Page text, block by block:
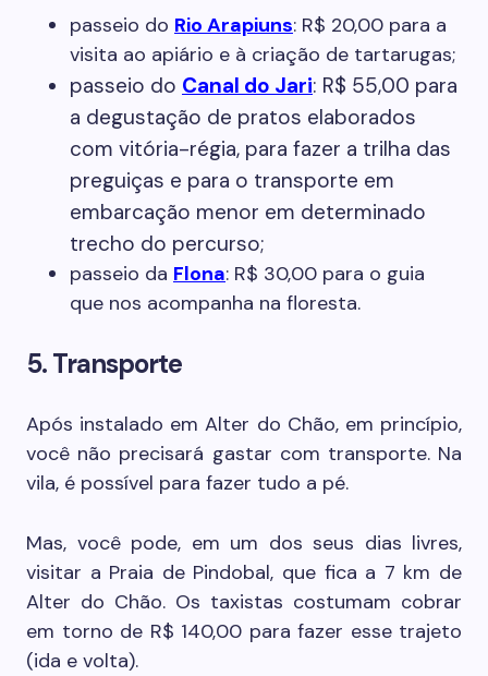
passeio do Rio Arapiuns: R$ 20,00 para a
visita ao apiário e à criação de tartarugas;
passeio do Canal do Jari: R$ 55,00 para
a degustação de pratos elaborados
com vitória-régia, para fazer a trilha das
preguiças e para o transporte em
embarcação menor em determinado
trecho do percurso;
passeio da Flona: R$ 30,00 para o guia
que nos acompanha na floresta.
5. Transporte
Após instalado em Alter do Chão, em princípio,
você não precisará gastar com transporte. Na
vila, é possível para fazer tudo a pé.
Mas, você pode, em um dos seus dias livres,
visitar a Praia de Pindobal, que fica a 7 km de
Alter do Chão. Os taxistas costumam cobrar
em torno de R$ 140,00 para fazer esse trajeto
(ida e volta).